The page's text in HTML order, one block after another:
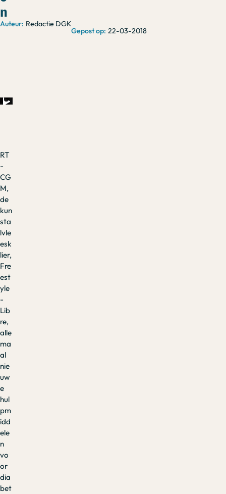
n
Redactie DGK
22-03-2018
RT
-
CG
M,
de
kun
sta
lvle
esk
lier,
Fre
est
yle
-
Lib
re,
alle
ma
al
nie
uw
e
hul
pm
idd
ele
n
vo
or
dia
bet